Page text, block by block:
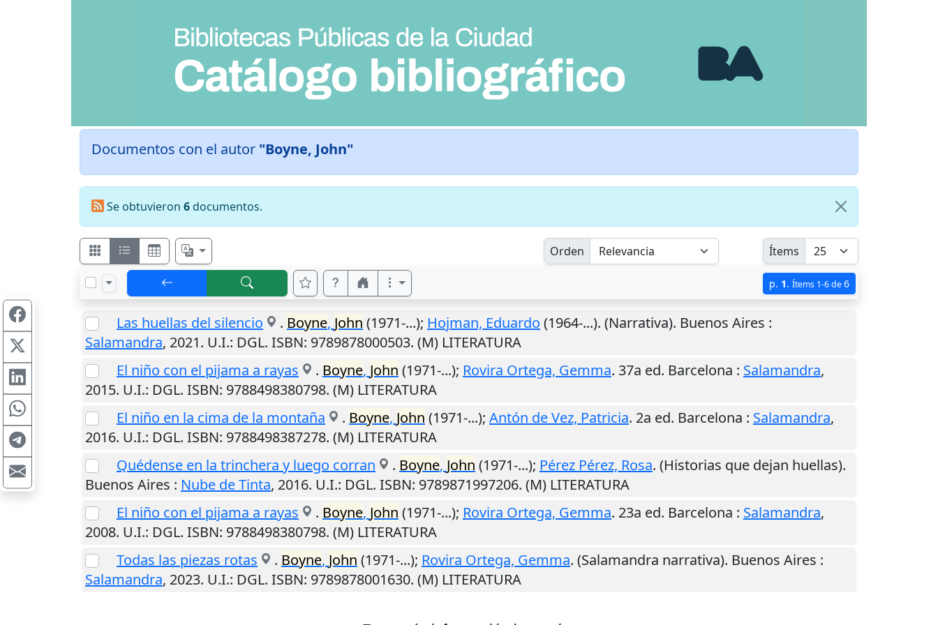
Documentos con el autor "Boyne, John"
Se obtuvieron 6documentos.
Orden Ítems
p. 1. Ítems 1-6 de6
Las huellas del silencio . Boyne, John (1971-...); Hojman, Eduardo (1964-...). (Narrativa). Buenos Aires :
Salamandra, 2021. U.I.: DGL. ISBN: 9789878000503. (M) LITERATURA
El niño con el pijama a rayas
. Boyne, John (1971-...); Rovira Ortega, Gemma. 37a ed. Barcelona : Salamandra,
2015. U.I.: DGL. ISBN: 9788498380798. (M) LITERATURA
El niño en la cima de la montaña
. Boyne, John (1971-...); Antón de Vez, Patricia. 2a ed. Barcelona : Salamandra,
2016. U.I.: DGL. ISBN: 9788498387278. (M) LITERATURA
Quédense en la trinchera y luego corran
. Boyne, John (1971-...); Pérez Pérez, Rosa. (Historias que dejan huellas).
Buenos Aires : Nube de Tinta, 2016. U.I.: DGL. ISBN: 9789871997206. (M) LITERATURA
El niño con el pijama a rayas
. Boyne, John (1971-...); Rovira Ortega, Gemma. 23a ed. Barcelona : Salamandra,
2008. U.I.: DGL. ISBN: 9788498380798. (M) LITERATURA
Todas las piezas rotas
. Boyne, John (1971-...); Rovira Ortega, Gemma. (Salamandra narrativa). Buenos Aires :
Salamandra, 2023. U.I.: DGL. ISBN: 9789878001630. (M) LITERATURA